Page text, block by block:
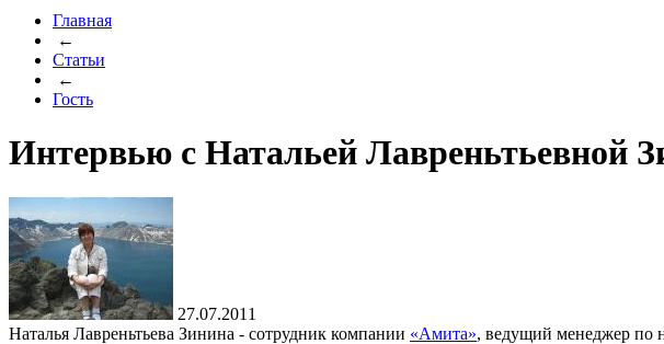
Главная
←
Статьи
←
Гость
Интервью с Натальей Лавреньтьевной
27.07.2011
Наталья Лавреньтьева Зинина - сотрудник компании «Амита», ведущий менеджер по